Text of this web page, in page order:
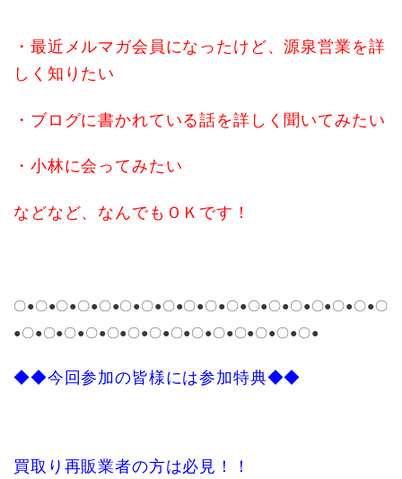
・最近メルマガ会員になったけど、源泉営業を詳
しく知りたい
・ブログに書かれている話を詳しく聞いてみたい
・小林に会ってみたい
などなど、なんでもＯＫです！
〇●〇●〇●〇●〇●〇●〇●〇●〇●〇●〇●〇●〇●〇●〇●〇●〇●〇
●〇●〇●〇●〇●〇●〇●〇●〇●〇●〇●〇●〇●〇●〇●
◆◆今回参加の皆様には参加特典◆◆
買取り再販業者の方は必見！！